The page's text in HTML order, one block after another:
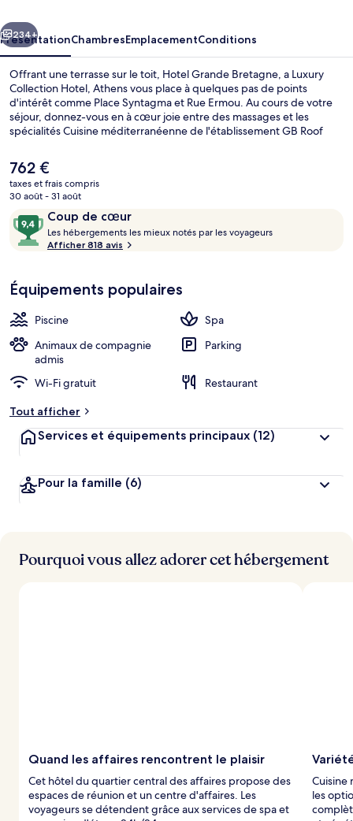
Luxury
Collection
Hotel,
Athens
Suivant
234+
PrésentationChambresEmplacementConditions
Offrant une terrasse sur le toit, Hotel Grande Bretagne, a Luxury
Collection Hotel, Athens vous place à quelques pas de points
d'intérêt comme Place Syntagma et Rue Ermou. Au cours de votre
séjour, donnez-vous en à cœur joie entre des massages et les
spécialités Cuisine méditerranéenne de l'établissement GB Roof
déjeuner et le dîner. Cet hôtel de luxe abrite en outre 2
bars/lounges, un bar en bord de piscine et une salle de fitness. Les
autres voyageurs sont séduits par le personnel attentionné et la
présentation générale. Les transports publics sont rapidement
accessibles à pied : Station de métro Sýntagma se situe à quelques
pas et Station de métro Panépistimio, à 8 min de marche à peine.
Le
prix
actuel
de
762 €.
762 €
taxes et frais compris
30 août - 31 août
Avis
voyageurs
Coup de cœur
9,4
sur
10,
cœur
Les hébergements les mieux notés par les voyageurs
t
l
e
u
s
v
Afficher 818 avis
Équipements populaires
Piscine
Spa
Animaux de compagnie
admis
Parking
Wi-Fi gratuit
Restaurant
Tout afficher
Services et équipements principaux (12)
Pour la famille (6)
Pourquoi vous allez adorer cet hébergement
Quand les affaires rencontrent le plaisir
Cet hôtel du quartier central des affaires propose des
espaces de réunion et un centre d'affaires. Les
voyageurs se détendent grâce aux services de spa et
Cuisine
les